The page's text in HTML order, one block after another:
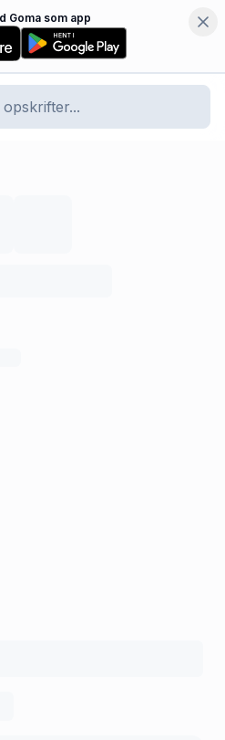
Goma som app